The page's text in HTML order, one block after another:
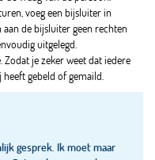
voeg een bijsluiter in
de bijsluiter geen rechten
uitgelegd.
je zeker weet dat iedere
gebeld of gemaild.
gesprek. Ik moet maar